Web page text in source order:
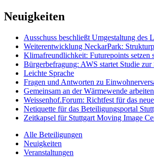
Neuigkeiten
Ausschuss beschließt Umgestaltung des
Weiterentwicklung NeckarPark:
Klimafreundlichkeit: Futurepoints setzen
Bürgerbefragung: AWS startet Studie zur
Leichte Sprache
Fragen und Antworten zu
Gemeinsam an der Wärmewende
Weissenhof.Forum: Richtfest für das
Netiquette für das Beteiligungsportal
Zeitkapsel für Stuttgart Moving Image
Alle Beteiligungen
Neuigkeiten
Veranstaltungen